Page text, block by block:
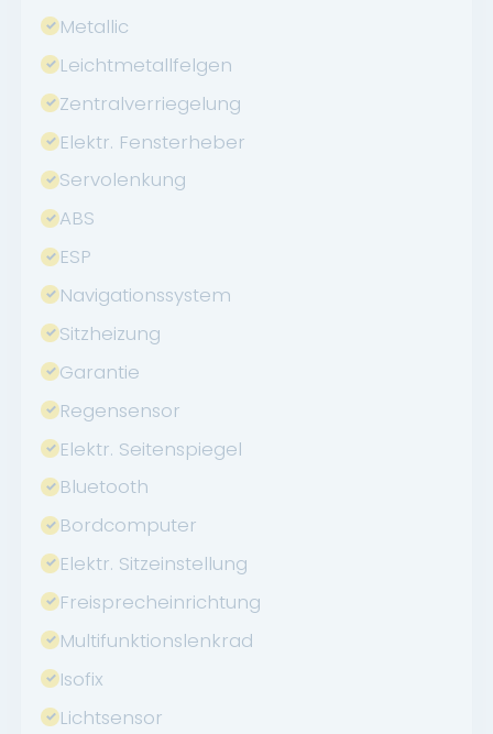
Metallic
Leichtmetallfelgen
Zentralverriegelung
Elektr. Fensterheber
Servolenkung
ABS
ESP
Navigationssystem
Sitzheizung
Garantie
Regensensor
Elektr. Seitenspiegel
Bluetooth
Bordcomputer
Elektr. Sitzeinstellung
Freisprecheinrichtung
Multifunktionslenkrad
Isofix
Lichtsensor